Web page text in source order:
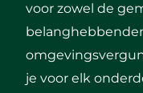
voor zowel de
je voor elk